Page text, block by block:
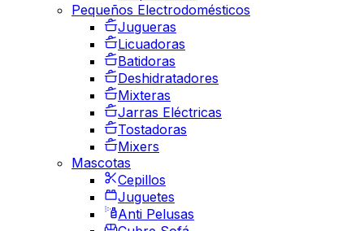
Pequeños Electrodomésticos
Jugueras
Licuadoras
Batidoras
Deshidratadores
Mixteras
Jarras Eléctricas
Tostadoras
Mixers
Mascotas
Cepillos
Juguetes
Anti Pelusas